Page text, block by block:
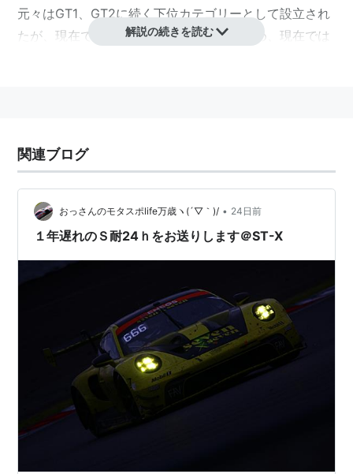
元々はGT1、GT2に続く下位カテゴリーとして設立され
たが、現在ではGT1、GT2共に消滅したため、現在では
る「アマチュアやプライベーターのレース参加を促す」
ている。
チタンなどの高額素材使用の禁止、複雑なハイテクの導
入禁止、4WD禁止
プションパーツの制限といったコスト高騰を防ぐ様々な
規定がレギュレーションで定められており、更には
BOP(バランス・オブ・パフォーマンス)という独自の規
定の元で各車種の性能調整が図られている。
解説の続きを読む
関連ブログ
おっさんのモタスポlife万歳ヽ(´▽｀)/ • 24日前
１年遅れのＳ耐24ｈをお送りします＠ST-X